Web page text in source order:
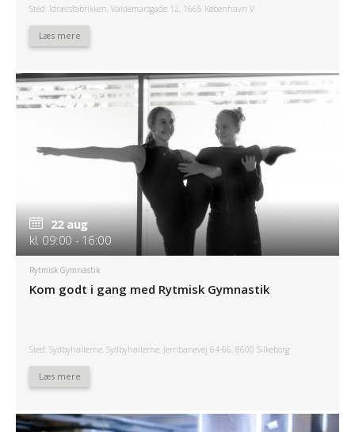
Sted: Idrætsfabrikken, Valdemarsgade 12, 1665 København V
Læs mere
22 aug
kl. 09:00 - 16:00
Rytmisk Gymnastik
Kom godt i gang med Rytmisk Gymnastik
Sted: Sydbyhallerne, Sydbyhallerne, Jernbanevej 64-66, 8600 Silkeborg
Læs mere